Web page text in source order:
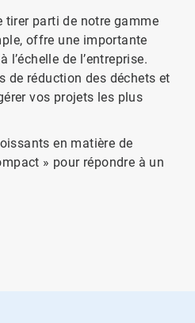
tirer parti de notre gamme
offre une importante
de l’entreprise.
de réduction des déchets et
vos projets les plus
en matière de
» pour répondre à un